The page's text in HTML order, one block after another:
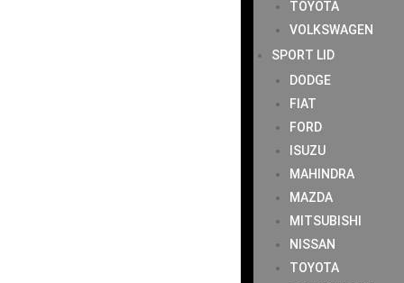
TOYOTA
VOLKSWAGEN
SPORT LID
DODGE
FIAT
FORD
ISUZU
MAHINDRA
MAZDA
MITSUBISHI
NISSAN
TOYOTA